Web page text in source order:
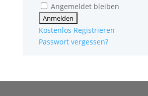
Angemeldet bleiben
Kostenlos Registrieren
Passwort vergessen?